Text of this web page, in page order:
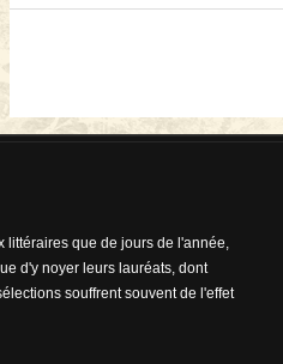
littéraires que de jours de l'année,
d'y noyer leurs lauréats, dont
souffrent souvent de l'effet
médicaux pour rejoindre les
nombreuses et pertinentes
...